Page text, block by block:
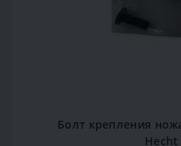
Болт крепления
Hecht